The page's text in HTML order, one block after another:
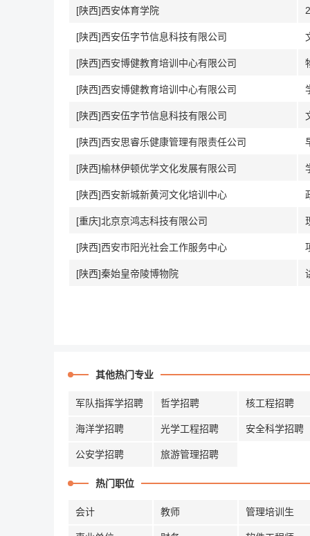
[陕西]西安体育学院
[陕西]西安伍字节信息科技有限公司
[陕西]西安博健教育培训中心有限公司
[陕西]西安博健教育培训中心有限公司
[陕西]西安伍字节信息科技有限公司
[陕西]西安思睿乐健康管理有限责任公司
[陕西]榆林伊顿优学文化发展有限公司
[陕西]西安新城新黄河文化培训中心
[重庆]北京京鸿志科技有限公司
[陕西]西安市阳光社会工作服务中心
[陕西]秦始皇帝陵博物院
其他热门专业
军队指挥学招聘 哲学招聘 核工程招聘
海洋学招聘 光学工程招聘 安全科学招聘
公安学招聘 旅游管理招聘
热门职位
会计 教师 管理培训生